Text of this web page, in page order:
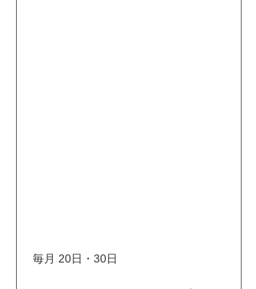
毎月 20日・30日